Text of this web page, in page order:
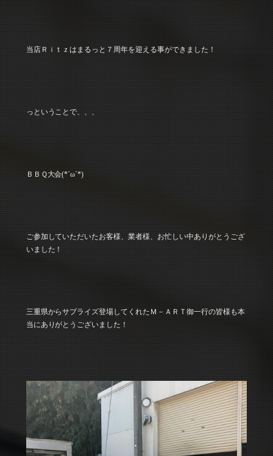
当店Ｒｉｔｚはまるっと７周年を迎える事ができました！
っということで、、、
ＢＢＱ大会(*´ω`*)
ご参加していただいたお客様、業者様、お忙しい中ありがとうござ
いました！
三重県からサプライズ登場してくれたＭ－ＡＲＴ御一行の皆様も本
当にありがとうございました！